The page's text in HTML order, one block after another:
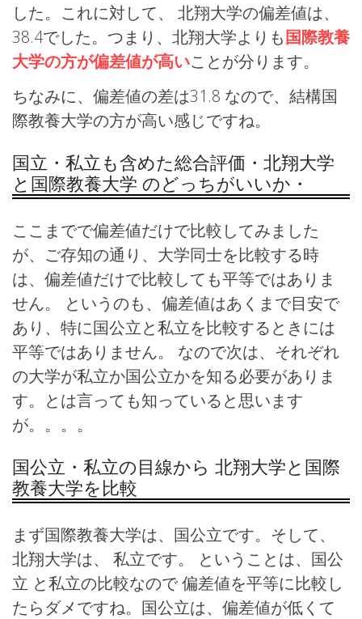
した。これに対して、 北翔大学の偏差値は、
38.4でした。つまり、北翔大学よりも国際教養
大学の方が偏差値が高いことが分ります。
ちなみに、偏差値の差は31.8 なので、結構国
際教養大学の方が高い感じですね。
国立・私立も含めた総合評価・北翔大学
と国際教養大学 のどっちがいいか・
ここまでで偏差値だけで比較してみました
が、ご存知の通り、大学同士を比較する時
は、偏差値だけで比較しても平等ではありま
せん。 というのも、偏差値はあくまで目安で
あり、特に国公立と私立を比較するときには
平等ではありません。 なので次は、それぞれ
の大学が私立か国公立かを知る必要がありま
す。とは言っても知っていると思います
が。。。。
国公立・私立の目線から 北翔大学と国際
教養大学を比較
まず国際教養大学は、国公立です。そして、
北翔大学は、 私立です。 ということは、国公
立 と私立の比較なので 偏差値を平等に比較し
たらダメですね。国公立は、偏差値が低くて